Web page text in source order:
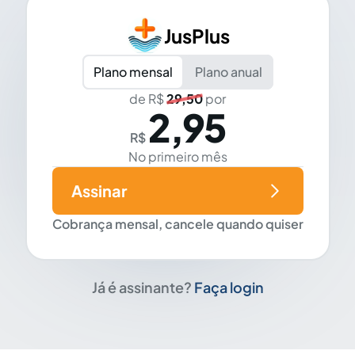
JusPlus
Plano mensal
Plano anual
de R$29,50por
R$ 2,95
No primeiro mês
Cobrança mensal, cancele quando quiser
Assinar
Já é assinante? Faça login